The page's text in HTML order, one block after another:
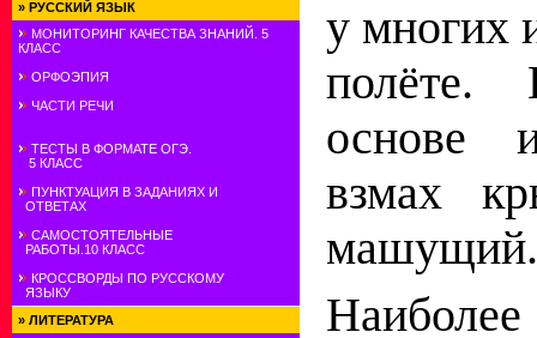
» РУССКИЙ ЯЗЫК
МОНИТОРИНГ КАЧЕСТВА ЗНАНИЙ. 5
КЛАСС
ОРФОЭПИЯ
ЧАСТИ РЕЧИ
ТЕСТЫ В ФОРМАТЕ ОГЭ.
5 КЛАСС
ПУНКТУАЦИЯ В ЗАДАНИЯХ И
ОТВЕТАХ
САМОСТОЯТЕЛЬНЫЕ
РАБОТЫ.10 КЛАСС
КРОССВОРДЫ ПО РУССКОМУ
ЯЗЫКУ
» ЛИТЕРАТУРА
у многих
полёте.
основе
взмах
машущий.